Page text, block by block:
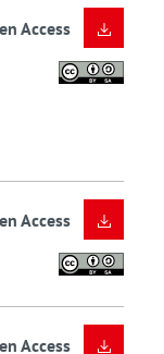
Access
Access
Access